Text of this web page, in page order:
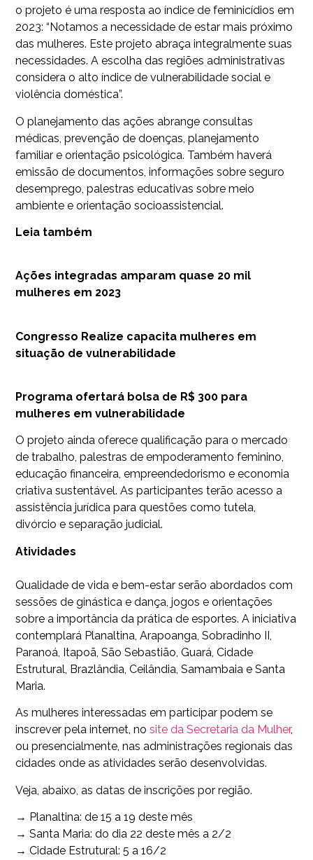
o projeto é uma resposta ao índice de feminicídios em
2023: “Notamos a necessidade de estar mais próximo
das mulheres. Este projeto abraça integralmente suas
necessidades. A escolha das regiões administrativas
considera o alto índice de vulnerabilidade social e
violência doméstica”.
O planejamento das ações abrange consultas
médicas, prevenção de doenças, planejamento
familiar e orientação psicológica. Também haverá
emissão de documentos, informações sobre seguro
desemprego, palestras educativas sobre meio
ambiente e orientação socioassistencial.
Leia também
Ações integradas amparam quase 20 mil
mulheres em 2023
Congresso Realize capacita mulheres em
situação de vulnerabilidade
Programa ofertará bolsa de R$ 300 para
mulheres em vulnerabilidade
O projeto ainda oferece qualificação para o mercado
de trabalho, palestras de empoderamento feminino,
educação financeira, empreendedorismo e economia
criativa sustentável. As participantes terão acesso a
assistência jurídica para questões como tutela,
divórcio e separação judicial.
Atividades
Qualidade de vida e bem-estar serão abordados com
sessões de ginástica e dança, jogos e orientações
sobre a importância da prática de esportes. A iniciativa
contemplará Planaltina, Arapoanga, Sobradinho II,
Paranoá, Itapoã, São Sebastião, Guará, Cidade
Estrutural, Brazlândia, Ceilândia, Samambaia e Santa
Maria.
As mulheres interessadas em participar podem se
inscrever pela internet, no site da Secretaria da Mulher,
ou presencialmente, nas administrações regionais das
cidades onde as atividades serão desenvolvidas.
Veja, abaixo, as datas de inscrições por região.
→ Planaltina: de 15 a 19 deste mês
→ Santa Maria: do dia 22 deste mês a 2/2
→ Cidade Estrutural: 5 a 16/2